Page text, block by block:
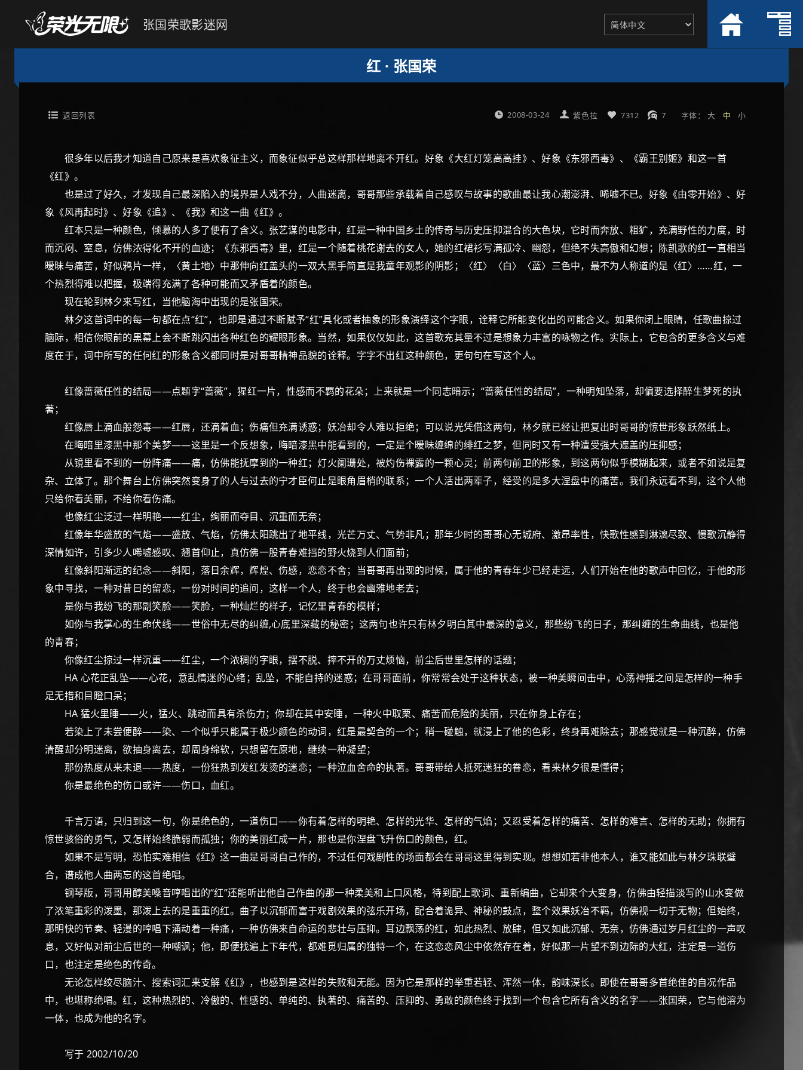
张国荣歌影迷网
红 · 张国荣
字体：大 中 小
7312 7
紫色拉
2008-03-24
返回列表
很多年以后我才知道自己原来是喜欢象征主义，而象征似乎总这样那样地离不开红。好象《大红灯笼高高挂》、好象《东邪西毒》、《霸王别姬》和这一首
《红》。
也是过了好久，才发现自己最深陷入的境界是人戏不分，人曲迷离，哥哥那些承载着自己感叹与故事的歌曲最让我心潮澎湃、唏嘘不已。好象《由零开始》、好
象《风再起时》、好象《追》、《我》和这一曲《红》。
红本只是一种颜色，倾慕的人多了便有了含义。张艺谋的电影中，红是一种中国乡土的传奇与历史压抑混合的大色块，它时而奔放、粗犷，充满野性的力度，时
而沉闷、窒息，仿佛浓得化不开的血迹；《东邪西毒》里，红是一个随着桃花谢去的女人，她的红裙衫写满孤冷、幽怨，但绝不失高傲和幻想；陈凯歌的红一直相当
暧昧与痛苦，好似鸦片一样，〈黄土地〉中那伸向红盖头的一双大黑手简直是我童年观影的阴影；〈红〉〈白〉〈蓝〉三色中，最不为人称道的是〈红〉……红，一
个热烈得难以把握，极端得充满了各种可能而又矛盾着的颜色。
现在轮到林夕来写红，当他脑海中出现的是张国荣。
林夕这首词中的每一句都在点“红”，也即是通过不断赋予“红”具化或者抽象的形象演绎这个字眼，诠释它所能变化出的可能含义。如果你闭上眼睛，任歌曲掠过
脑际，相信你眼前的黑幕上会不断跳闪出各种红色的耀眼形象。当然，如果仅仅如此，这首歌充其量不过是想象力丰富的咏物之作。实际上，它包含的更多含义与难
度在于，词中所写的任何红的形象含义都同时是对哥哥精神品貌的诠释。字字不出红这种颜色，更句句在写这个人。
红像蔷薇任性的结局——点题字“蔷薇”，猩红一片，性感而不羁的花朵；上来就是一个同志暗示；“蔷薇任性的结局”，一种明知坠落，却偏要选择醉生梦死的执
著；
红像唇上滴血般怨毒——红唇，还滴着血；伤痛但充满诱惑；妖冶却令人难以拒绝；可以说光凭借这两句，林夕就已经让把复出时哥哥的惊世形象跃然纸上。
在晦暗里漆黑中那个美梦——这里是一个反想象，晦暗漆黑中能看到的，一定是个暧昧缠绵的绯红之梦，但同时又有一种遭受强大遮盖的压抑感；
从镜里看不到的一份阵痛——痛，仿佛能抚摩到的一种红；灯火阑珊处，被灼伤裸露的一颗心灵；前两句前卫的形象，到这两句似乎模糊起来，或者不如说是复
杂、立体了。那个舞台上仿佛突然变身了的人与过去的宁才臣何止是眼角眉梢的联系；一个人活出两辈子，经受的是多大涅盘中的痛苦。我们永远看不到，这个人他
只给你看美丽，不给你看伤痛。
也像红尘泛过一样明艳——红尘，绚丽而夺目、沉重而无奈；
红像年华盛放的气焰——盛放、气焰，仿佛太阳跳出了地平线，光芒万丈、气势非凡；那年少时的哥哥心无城府、激昂率性，快歌性感到淋漓尽致、慢歌沉静得
深情如许，引多少人唏嘘感叹、翘首仰止，真仿佛一股青春难挡的野火烧到人们面前；
红像斜阳渐远的纪念——斜阳，落日余辉，辉煌、伤感，恋恋不舍；当哥哥再出现的时候，属于他的青春年少已经走远，人们开始在他的歌声中回忆，于他的形
象中寻找，一种对昔日的留恋，一份对时间的追问，这样一个人，终于也会幽雅地老去；
是你与我纷飞的那副笑脸——笑脸，一种灿烂的样子，记忆里青春的模样；
如你与我掌心的生命伏线——世俗中无尽的纠缠,心底里深藏的秘密；这两句也许只有林夕明白其中最深的意义，那些纷飞的日子，那纠缠的生命曲线，也是他
的青春；
你像红尘掠过一样沉重——红尘，一个浓稠的字眼，摆不脱、摔不开的万丈烦恼，前尘后世里怎样的话题；
HA 心花正乱坠——心花，意乱情迷的心绪；乱坠，不能自持的迷惑；在哥哥面前，你常常会处于这种状态，被一种美瞬间击中，心荡神摇之间是怎样的一种手
足无措和目瞪口呆；
HA 猛火里睡——火，猛火、跳动而具有杀伤力；你却在其中安睡，一种火中取栗、痛苦而危险的美丽，只在你身上存在；
若染上了未尝便醉——染、一个似乎只能属于极少颜色的动词，红是最契合的一个；稍一碰触，就浸上了他的色彩，终身再难除去；那感觉就是一种沉醉，仿佛
清醒却分明迷离，欲抽身离去，却周身绵软，只想留在原地，继续一种凝望；
那份热度从来未退——热度，一份狂热到发红发烫的迷恋；一种泣血舍命的执著。哥哥带给人抵死迷狂的眷恋，看来林夕很是懂得；
你是最绝色的伤口或许——伤口，血红。
千言万语，只归到这一句，你是绝色的，一道伤口——你有着怎样的明艳、怎样的光华、怎样的气焰；又忍受着怎样的痛苦、怎样的难言、怎样的无助；你拥有
惊世骇俗的勇气，又怎样始终脆弱而孤独；你的美丽红成一片，那也是你涅盘飞升伤口的颜色，红。
如果不是写明，恐怕实难相信《红》这一曲是哥哥自己作的，不过任何戏剧性的场面都会在哥哥这里得到实现。想想如若非他本人，谁又能如此与林夕珠联璧
合，谱成他人曲两忘的这首绝唱。
钢琴版，哥哥用醇美嗓音哼唱出的“红”还能听出他自己作曲的那一种柔美和上口风格，待到配上歌词、重新编曲，它却来个大变身，仿佛由轻描淡写的山水变做
了浓笔重彩的泼墨，那泼上去的是重重的红。曲子以沉郁而富于戏剧效果的弦乐开场，配合着诡异、神秘的鼓点，整个效果妖冶不羁，仿佛视一切于无物；但始终，
那明快的节奏、轻漫的哼唱下涌动着一种痛，一种仿佛来自命运的悲壮与压抑。耳边飘荡的红，如此热烈、放肆，但又如此沉郁、无奈，仿佛通过岁月红尘的一声叹
息，又好似对前尘后世的一种嘲讽；他，即便找遍上下年代，都难觅归属的独特一个，在这恋恋风尘中依然存在着，好似那一片望不到边际的大红，注定是一道伤
口，也注定是绝色的传奇。
无论怎样绞尽脑汁、搜索词汇来支解《红》，也感到是这样的失败和无能。因为它是那样的举重若轻、浑然一体，韵味深长。即使在哥哥多首绝佳的自况作品
中，也堪称绝唱。红，这种热烈的、冷傲的、性感的、单纯的、执著的、痛苦的、压抑的、勇敢的颜色终于找到一个包含它所有含义的名字——张国荣，它与他溶为
一体，也成为他的名字。
写于 2002/10/20